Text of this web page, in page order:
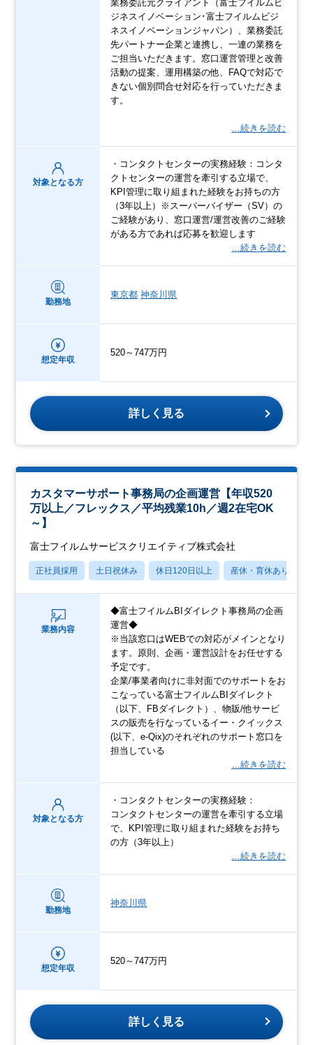
業務委託元クライアント（富士フイルムビ
ジネスイノベーション･富士フイルムビジ
ネスイノベーションジャパン）、業務委託
先パートナー企業と連携し、一連の業務を
ご担当いただきます。窓口運営管理と改善
活動の提案、運用構築の他、FAQで対応で
きない個別問合せ対応を行っていただきま
す。
…続きを読む
対象となる方
・コンタクトセンターの実務経験：コンタ
クトセンターの運営を牽引する立場で、
KPI管理に取り組まれた経験をお持ちの方
（3年以上）※スーパーバイザー（SV）の
ご経験があり、窓口運営/運営改善のご経験
がある方であれば応募を歓迎します
…続きを読む
勤務地
東京都 神奈川県
想定年収
520～747万円
詳しく見る
カスタマーサポート事務局の企画運営【年収520
万以上／フレックス／平均残業10h／週2在宅OK
～】
富士フイルムサービスクリエイティブ株式会社
正社員採用 土日祝休み 休日120日以上 産休・育休あり
業務内容
◆富士フイルムBIダイレクト事務局の企画
運営◆
※当該窓口はWEBでの対応がメインとなり
ます。原則、企画・運営設計をお任せする
予定です。
企業/事業者向けに非対面でのサポートをお
こなっている富士フイルムBIダイレクト
（以下、FBダイレクト）、物販/他サービ
スの販売を行なっているイー・クイックス
(以下、e-Qix)のそれぞれのサポート窓口を
担当している
…続きを読む
対象となる方
・コンタクトセンターの実務経験：
コンタクトセンターの運営を牽引する立場
で、KPI管理に取り組まれた経験をお持ち
の方（3年以上）
…続きを読む
勤務地
神奈川県
想定年収
520～747万円
詳しく見る